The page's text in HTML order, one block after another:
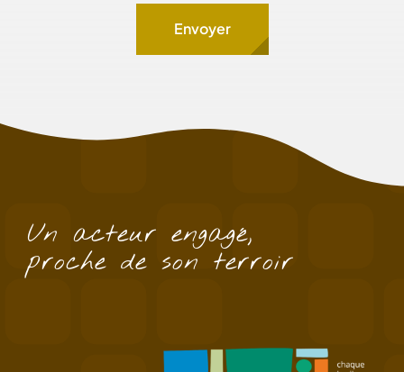
Envoyer
Un acteur engagé,
proche de son terroir